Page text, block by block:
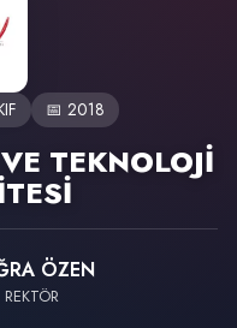
📅 2018
TEKNOLOJİ
ÖZEN
REKTÖR